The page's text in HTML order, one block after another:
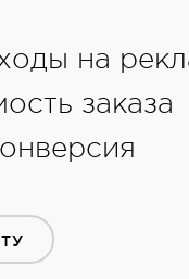
на
заказа